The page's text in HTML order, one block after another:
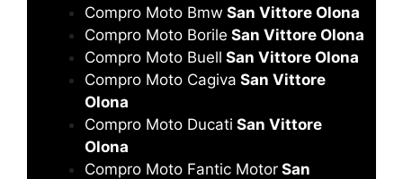
Compro Moto Bmw San Vittore Olona
Compro Moto Borile San Vittore Olona
Compro Moto Buell San Vittore Olona
Compro Moto Cagiva San Vittore
Olona
Compro Moto Ducati San Vittore
Olona
Compro Moto Fantic Motor San